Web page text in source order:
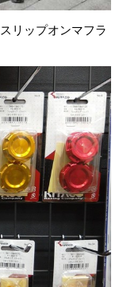
リップオンマフラ